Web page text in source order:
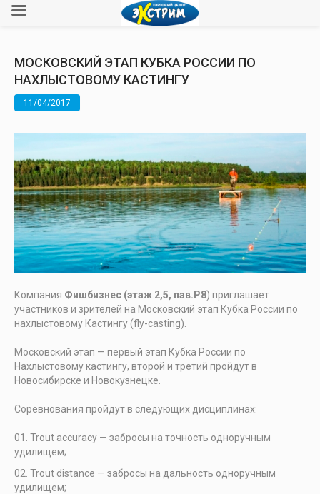
МОСКОВСКИЙ ЭТАП КУБКА РОССИИ ПО
НАХЛЫСТОВОМУ КАСТИНГУ
11/04/2017
Компания Фишбизнес (этаж 2,5, пав.Р8) приглашает
участников и зрителей на Московский этап Кубка России по
нахлыстовому Кастингу (fly-casting).
Московский этап — первый этап Кубка России по
Нахлыстовому кастингу, второй и третий пройдут в
Новосибирске и Новокузнецке.
Соревнования пройдут в следующих дисциплинах:
Trout accuracy — забросы на точность одноручным
удилищем;
Trout distance — забросы на дальность одноручным
удилищем;